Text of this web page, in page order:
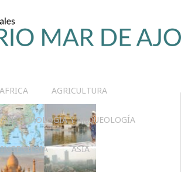
AFRICA AGRICULTURA
ANTROPOLOGÍA Y ARQUEOLOGÍA
ASIA